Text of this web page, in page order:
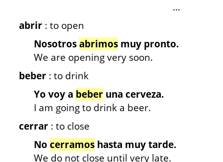
…
abrir : to open
Nosotrosabrimos muy pronto.
We are opening very soon.
beber : to drink
Yo voy a beber una cerveza.
I am going to drink a beer.
cerrar : to close
No cerramos hasta muy tarde.
We do not close until very late.